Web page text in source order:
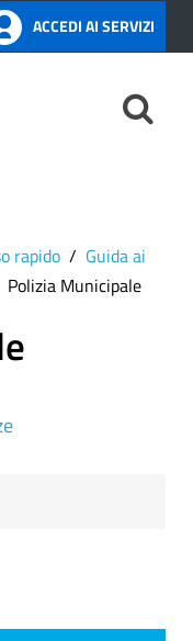
ACCEDI AI SERVIZI
rapido
Guida ai
Polizia Municipale